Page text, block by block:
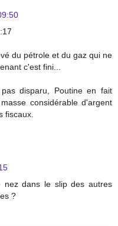
du pétrole et du gaz qui ne
c'est fini...
disparu, Poutine en fait
considérable d'argent
fiscaux.
dans le slip des autres
?